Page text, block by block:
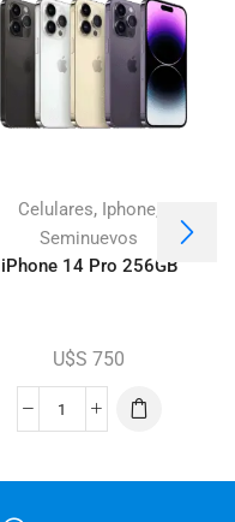
Celulares, Iphone
Seminuevos
iPhone 14 Pro 256GB
U$S 750